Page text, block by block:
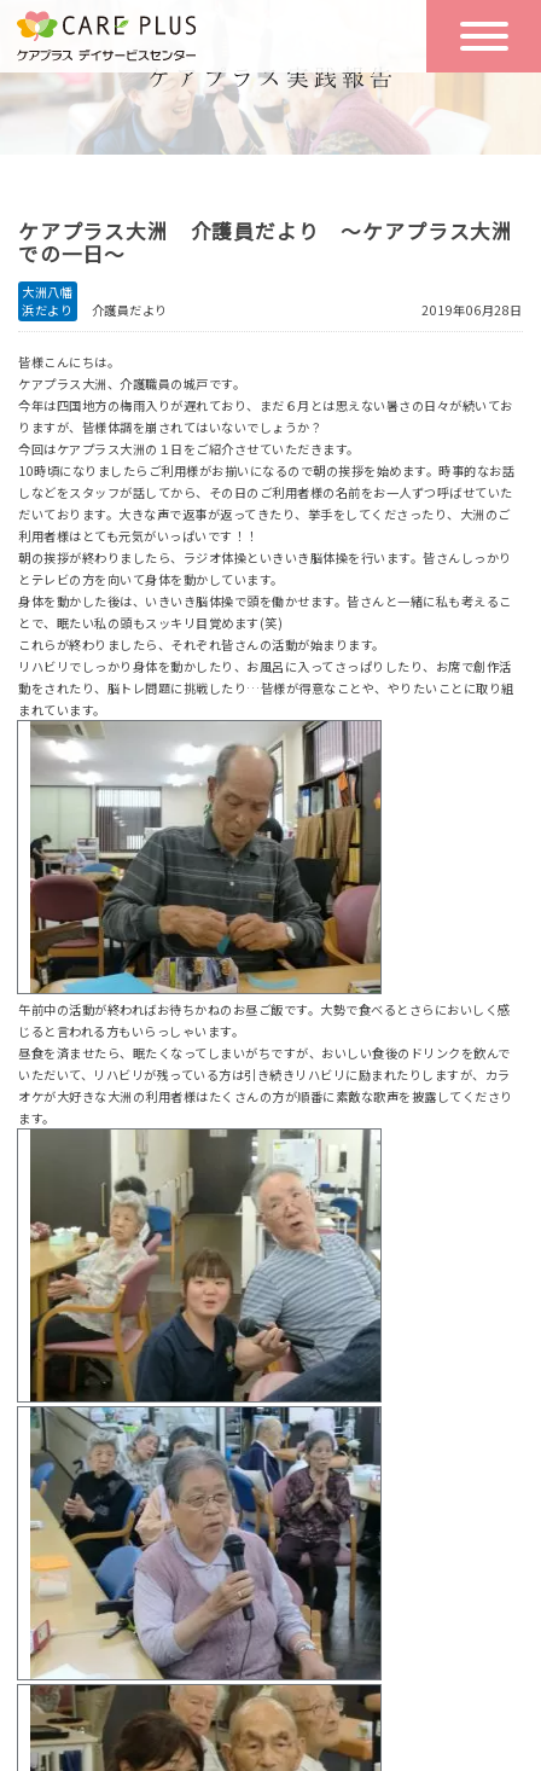
こんな方に
おすすめ
一日の流れ
一日体験
空き状況
実践報告
リクルート
お問い合わせ
体験希望
ケアプラス大洲 介護員だより ～ケアプラス大洲
での一日～
大洲八幡
浜だより
介護員だより 2019年06月28日
皆様こんにちは。
ケアプラス大洲、介護職員の城戸です。
今年は四国地方の梅雨入りが遅れており、まだ６月とは思えない暑さの日々が続いてお
りますが、皆様体調を崩されてはいないでしょうか？
今回はケアプラス大洲の１日をご紹介させていただきます。
10時頃になりましたらご利用様がお揃いになるので朝の挨拶を始めます。時事的なお話
しなどをスタッフが話してから、その日のご利用者様の名前をお一人ずつ呼ばせていた
だいております。大きな声で返事が返ってきたり、挙手をしてくださったり、大洲のご
利用者様はとても元気がいっぱいです！！
朝の挨拶が終わりましたら、ラジオ体操といきいき脳体操を行います。皆さんしっかり
とテレビの方を向いて身体を動かしています。
身体を動かした後は、いきいき脳体操で頭を働かせます。皆さんと一緒に私も考えるこ
とで、眠たい私の頭もスッキリ目覚めます(笑)
これらが終わりましたら、それぞれ皆さんの活動が始まります。
リハビリでしっかり身体を動かしたり、お風呂に入ってさっぱりしたり、お席で創作活
動をされたり、脳トレ問題に挑戦したり…皆様が得意なことや、やりたいことに取り組
まれています。
午前中の活動が終わればお待ちかねのお昼ご飯です。大勢で食べるとさらにおいしく感
じると言われる方もいらっしゃいます。
昼食を済ませたら、眠たくなってしまいがちですが、おいしい食後のドリンクを飲んで
いただいて、リハビリが残っている方は引き続きリハビリに励まれたりしますが、カラ
オケが大好きな大洲の利用者様はたくさんの方が順番に素敵な歌声を披露してくださり
ます。